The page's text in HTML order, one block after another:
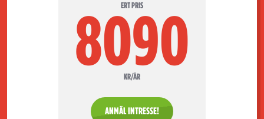
ERT PRIS
8090
KR/ÅR
ANMÄL INTRESSE!